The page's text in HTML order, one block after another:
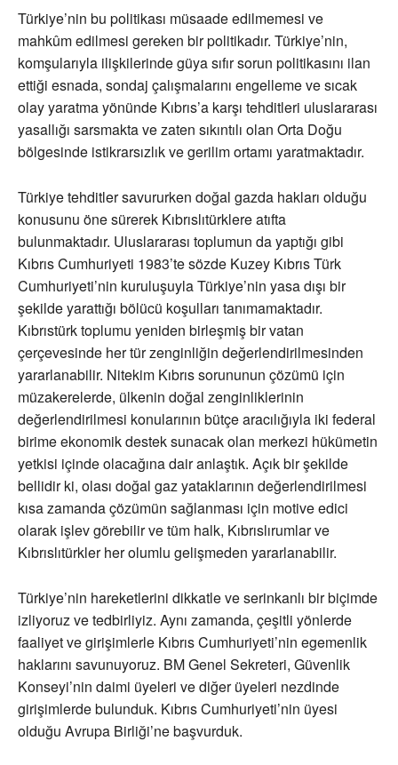
Türkiye’nin bu politikası müsaade edilmemesi ve
mahkûm edilmesi gereken bir politikadır. Türkiye’nin,
komşularıyla ilişkilerinde güya sıfır sorun politikasını ilan
ettiği esnada, sondaj çalışmalarını engelleme ve sıcak
olay yaratma yönünde Kıbrıs’a karşı tehditleri uluslararası
yasallığı sarsmakta ve zaten sıkıntılı olan Orta Doğu
bölgesinde istikrarsızlık ve gerilim ortamı yaratmaktadır.
Türkiye tehditler savururken doğal gazda hakları olduğu
konusunu öne sürerek Kıbrıslıtürklere atıfta
bulunmaktadır. Uluslararası toplumun da yaptığı gibi
Kıbrıs Cumhuriyeti 1983’te sözde Kuzey Kıbrıs Türk
Cumhuriyeti’nin kuruluşuyla Türkiye’nin yasa dışı bir
şekilde yarattığı bölücü koşulları tanımamaktadır.
Kıbrıstürk toplumu yeniden birleşmiş bir vatan
çerçevesinde her tür zenginliğin değerlendirilmesinden
yararlanabilir. Nitekim Kıbrıs sorununun çözümü için
müzakerelerde, ülkenin doğal zenginliklerinin
değerlendirilmesi konularının bütçe aracılığıyla iki federal
birime ekonomik destek sunacak olan merkezi hükümetin
yetkisi içinde olacağına dair anlaştık. Açık bir şekilde
bellidir ki, olası doğal gaz yataklarının değerlendirilmesi
kısa zamanda çözümün sağlanması için motive edici
olarak işlev görebilir ve tüm halk, Kıbrıslırumlar ve
Kıbrıslıtürkler her olumlu gelişmeden yararlanabilir.
Türkiye’nin hareketlerini dikkatle ve serinkanlı bir biçimde
izliyoruz ve tedbirliyiz. Aynı zamanda, çeşitli yönlerde
faaliyet ve girişimlerle Kıbrıs Cumhuriyeti’nin egemenlik
haklarını savunuyoruz. BM Genel Sekreteri, Güvenlik
Konseyi’nin daimi üyeleri ve diğer üyeleri nezdinde
girişimlerde bulunduk. Kıbrıs Cumhuriyeti’nin üyesi
olduğu Avrupa Birliği’ne başvurduk.